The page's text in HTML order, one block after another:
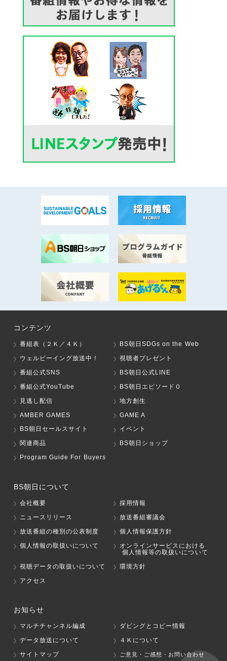
コンテンツ
番組表（２Ｋ／４Ｋ）
BS朝日SDGs on the Web
ウェルビーイング放送中！
視聴者プレゼント
番組公式SNS
BS朝日公式LINE
番組公式YouTube
BS朝日エピソード０
見逃し配信
地方創生
AMBER GAMES
GAME A
BS朝日セールスサイト
イベント
関連商品
BS朝日ショップ
Program Guide For Buyers
BS朝日について
会社概要
採用情報
ニュースリリース
放送番組審議会
放送番組の種別の公表制度
個人情報保護方針
個人情報の取扱いについて
オンラインサービスにおける
個人情報等の取扱いについて
視聴データの取扱いについて
環境方針
アクセス
お知らせ
マルチチャンネル編成
ダビングとコピー情報
データ放送について
４Ｋについて
サイトマップ
ご意見・ご感想・お問い合わせ